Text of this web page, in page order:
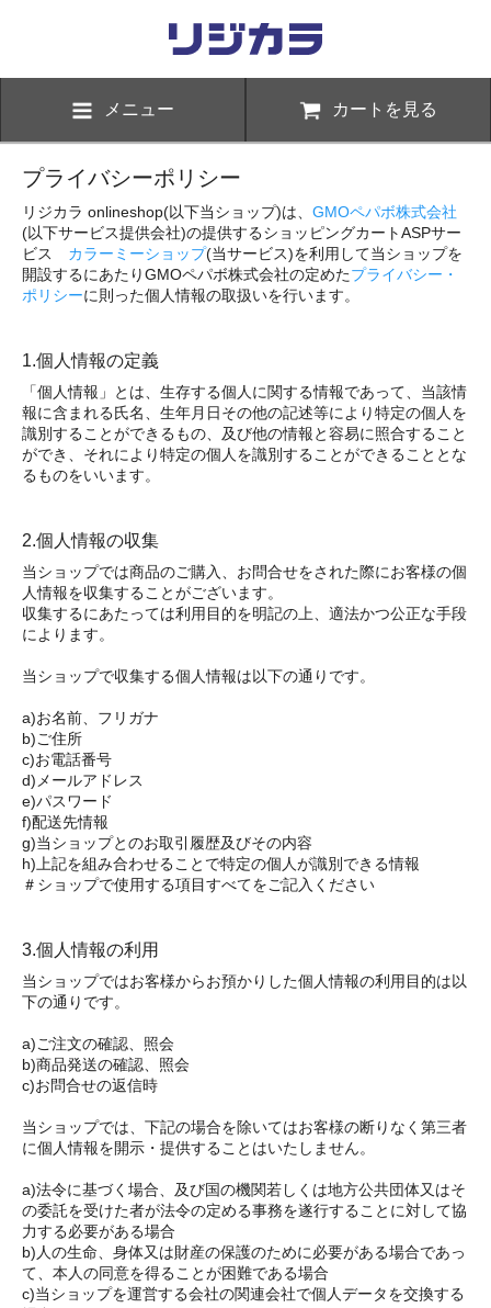
メニュー カートを見る
プライバシーポリシー
リジカラ onlineshop(以下当ショップ)は、 GMOペパボ株式会社
(以下サービス提供会社)の提供するショッピングカートASPサー
ビス カラーミーショップ(当サービス)を利用して当ショップを
開設するにあたりGMOペパボ株式会社の定めたプライバシー・
ポリシーに則った個人情報の取扱いを行います。
1.個人情報の定義
「個人情報」とは、生存する個人に関する情報であって、当該情
報に含まれる氏名、生年月日その他の記述等により特定の個人を
識別することができるもの、及び他の情報と容易に照合すること
ができ、それにより特定の個人を識別することができることとな
るものをいいます。
2.個人情報の収集
当ショップでは商品のご購入、お問合せをされた際にお客様の個
人情報を収集することがございます。
収集するにあたっては利用目的を明記の上、適法かつ公正な手段
によります。
当ショップで収集する個人情報は以下の通りです。
a)お名前、フリガナ
b)ご住所
c)お電話番号
d)メールアドレス
e)パスワード
f)配送先情報
g)当ショップとのお取引履歴及びその内容
h)上記を組み合わせることで特定の個人が識別できる情報
＃ショップで使用する項目すべてをご記入ください
3.個人情報の利用
当ショップではお客様からお預かりした個人情報の利用目的は以
下の通りです。
a)ご注文の確認、照会
b)商品発送の確認、照会
c)お問合せの返信時
当ショップでは、下記の場合を除いてはお客様の断りなく第三者
に個人情報を開示・提供することはいたしません。
a)法令に基づく場合、及び国の機関若しくは地方公共団体又はそ
の委託を受けた者が法令の定める事務を遂行することに対して協
力する必要がある場合
b)人の生命、身体又は財産の保護のために必要がある場合であっ
て、本人の同意を得ることが困難である場合
c)当ショップを運営する会社の関連会社で個人データを交換する